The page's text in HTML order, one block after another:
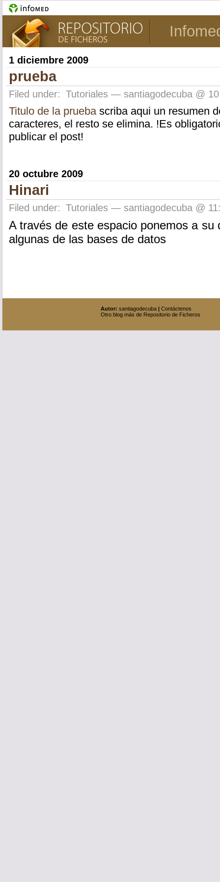
1 diciembre 2009
prueba
Filed under: Tutoriales — santiagodecuba @
Titulo de la pruebascriba aqui un resumen
caracteres, el resto se elimina. !Es
publicar el post!
20 octubre 2009
Hinari
Filed under: Tutoriales — santiagodecuba @
A través de este espacio ponemos a
algunas de las bases de datos
Autor: santiagodecuba| Contáctenos
Otro blog más de Repositorio de Ficheros